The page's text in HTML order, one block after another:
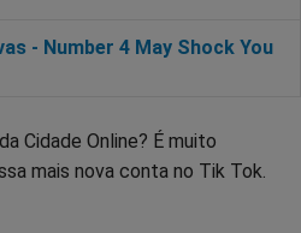
Cidade Online? É muito
mais nova conta no Tik Tok.